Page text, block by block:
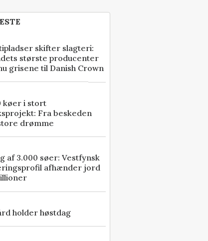
skifter slagteri:
største producenter
grisene til Danish Crown
køer i stort
Fra beskeden
drømme
af 3.000 søer: Vestfynsk
afhænder jord
holder høstdag